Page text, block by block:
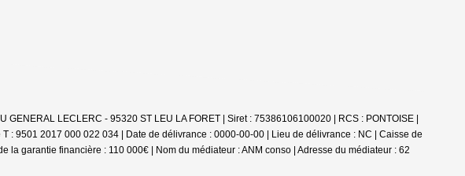
LECLERC - 95320 ST LEU LA FORET | Siret : 75386106100020 | RCS : PONTOISE |
T : 9501 2017 000 022 034 | Date de délivrance : 0000-00-00 | Lieu de délivrance : NC | Caisse de
garantie financière : 110 000€ | Nom du médiateur : ANM conso | Adresse du médiateur : 62